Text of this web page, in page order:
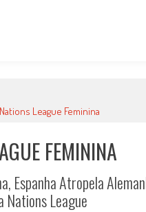
Nations League Feminina
FEMININA
Espanha Atropela
Nations League